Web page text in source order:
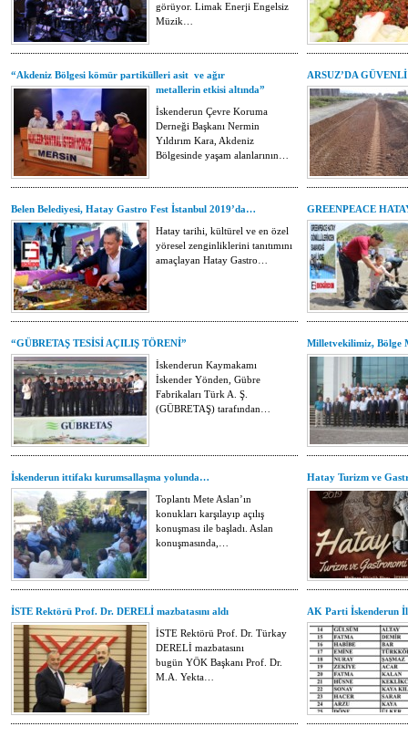
görüyor. Limak Enerji Engelsiz
Müzik…
“Akdeniz Bölgesi kömür partikülleri asit ve ağır
metallerin etkisi altında”
İskenderun Çevre Koruma
Derneği Başkanı Nermin
Yıldırım Kara, Akdeniz
Bölgesinde yaşam alanlarının…
ARSUZ’DA
Belen Belediyesi, Hatay Gastro Fest İstanbul 2019’da…
Hatay tarihi, kültürel ve en özel
yöresel zenginliklerini tanıtımını
amaçlayan Hatay Gastro…
GREENPEACE
“GÜBRETAŞ TESİSİ AÇILIŞ TÖRENİ”
İskenderun Kaymakamı
İskender Yönden, Gübre
Fabrikaları Türk A. Ş.
(GÜBRETAŞ) tarafından…
Milletvekilimiz, Bölge
İskenderun ittifakı kurumsallaşma yolunda…
Toplantı Mete Aslan’ın
konukları karşılayıp açılış
konuşması ile başladı. Aslan
konuşmasında,…
Hatay Turizm ve
İSTE Rektörü Prof. Dr. DERELİ mazbatasını aldı
İSTE Rektörü Prof. Dr. Türkay
DERELİ mazbatasını
bugün YÖK Başkanı Prof. Dr.
M.A. Yekta…
AK Parti İskenderun